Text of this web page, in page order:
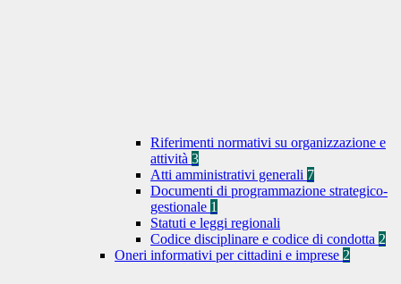
Riferimenti normativi su organizzazione e
attività 3
Atti amministrativi generali 7
Documenti di programmazione strategico-
gestionale 1
Statuti e leggi regionali
Codice disciplinare e codice di condotta 2
Oneri informativi per cittadini e imprese 2